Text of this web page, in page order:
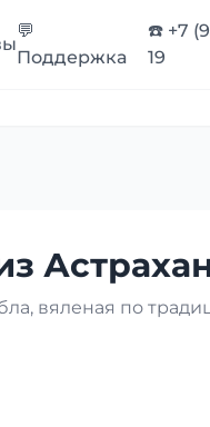
💬
Поддержка
☎️ +7
19
вяленая по